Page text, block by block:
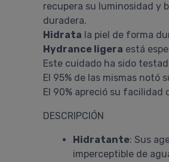
recupera su luminosidad y
duradera.
Hidrata la piel de forma
Hydrance ligera está
Este cuidado ha sido
El 95% de las mismas
El 90% apreció su
DESCRIPCIÓN
Hidratante: Sus
imperceptible de